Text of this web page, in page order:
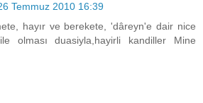
Temmuz 2010 16:39
hayır ve berekete, 'dâreyn'e dair nice
olması duasiyla,hayirli kandiller Mine